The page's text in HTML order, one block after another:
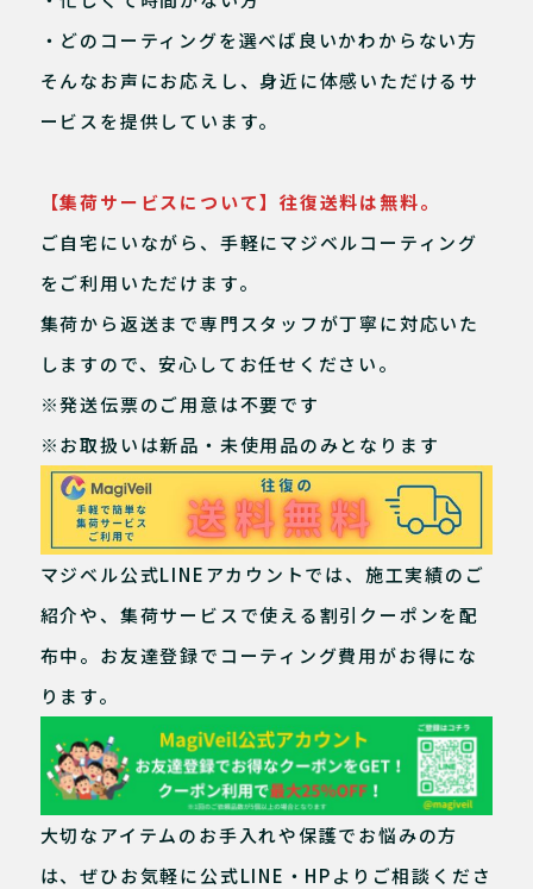
・どのコーティングを選べば良いかわからない方
そんなお声にお応えし、身近に体感いただけるサ
ービスを提供しています。
【集荷サービスについて】往復送料は無料。
ご自宅にいながら、手軽にマジベルコーティング
をご利用いただけます。
集荷から返送まで専門スタッフが丁寧に対応いた
しますので、安心してお任せください。
※発送伝票のご用意は不要です
※お取扱いは新品・未使用品のみとなります
マジベル公式LINEアカウントでは、施工実績のご
紹介や、集荷サービスで使える割引クーポンを配
布中。お友達登録でコーティング費用がお得にな
ります。
大切なアイテムのお手入れや保護でお悩みの方
は、ぜひお気軽に公式LINE・HPよりご相談くださ